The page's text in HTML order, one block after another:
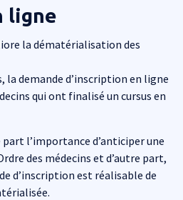
ligne
la dématérialisation des
la demande d’inscription en ligne
qui ont finalisé un cursus en
part l’importance d’anticiper une
des médecins et d’autre part,
d’inscription est réalisable de